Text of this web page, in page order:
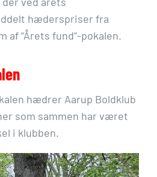
hæderspriser fra
af “Årets fund”-pokalen.
hædrer Aarup Boldklub
som sammen har været
i klubben.